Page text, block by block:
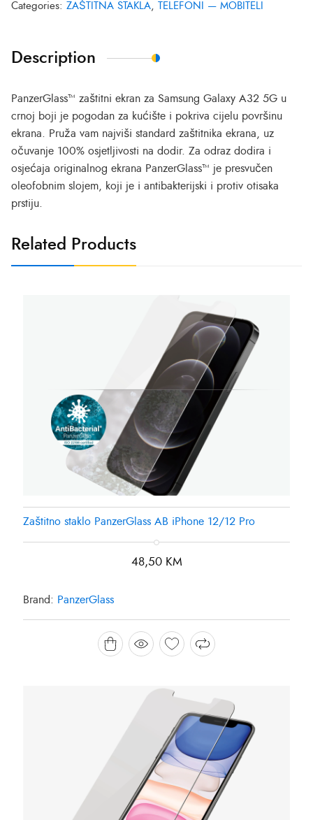
Categories: ZAŠTITNA STAKLA, TELEFONI — MOBITELI
Description
PanzerGlass™ zaštitni ekran za Samsung Galaxy A32 5G u
crnoj boji je pogodan za kućište i pokriva cijelu površinu
ekrana. Pruža vam najviši standard zaštitnika ekrana, uz
očuvanje 100% osjetljivosti na dodir. Za odraz dodira i
osjećaja originalnog ekrana PanzerGlass™ je presvučen
oleofobnim slojem, koji je i antibakterijski i protiv otisaka
prstiju.
Related Products
Zaštitno staklo PanzerGlass AB iPhone 12/12 Pro
48,50 KM
Brand: PanzerGlass